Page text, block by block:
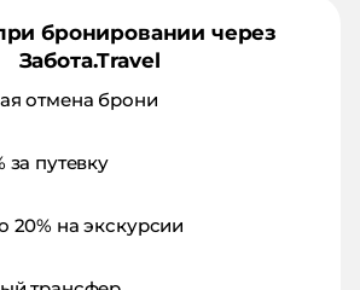
бронировании через
Забота.Travel
отмена брони
за путевку
20% на экскурсии